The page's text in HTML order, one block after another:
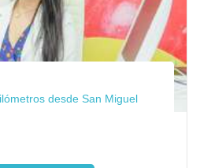
desde San Miguel